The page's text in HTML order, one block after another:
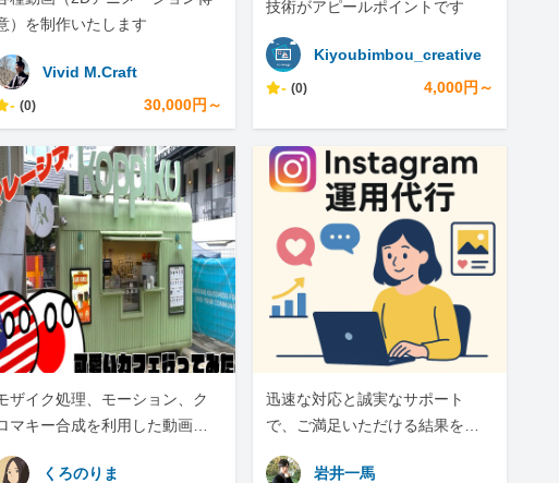
）を制作いたします
Vivid M.Craft
- (0) 30,000円～
技術がアピールポイントです
Kiyoubimbou_creative
- (0) 4,000円～
ザイク処理、モーション、ク
マキー合成を利用した動画編
くろのりま
迅速な対応と誠実なサポート
で、ご満足いただける結果を目
岩井一馬